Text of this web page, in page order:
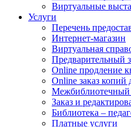
Виртуальные
Услуги
Перечень
Интернет-магазин
Виртуальная
Предварительный
Online продление
Online заказ копий
Межбиблиотечный
Заказ и
Библиотека –
Платные услуги